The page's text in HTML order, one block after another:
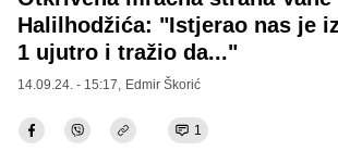
Halilhodžića: "Istjerao nas je
1 ujutro i tražio da..."
14.09.24. - 15:17, Edmir Škorić
1